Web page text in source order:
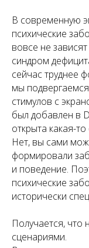
В современную
психические
вовсе не
синдром
сейчас труднее
мы
стимулов с
был добавлен в
открыта какая-
Нет, вы сами
формировали
и поведение.
психические
исторически
Получается, что
сценариями.